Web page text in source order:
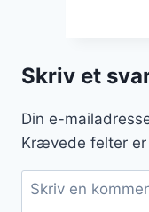
Skriv et
Din e-
Krævede felter er